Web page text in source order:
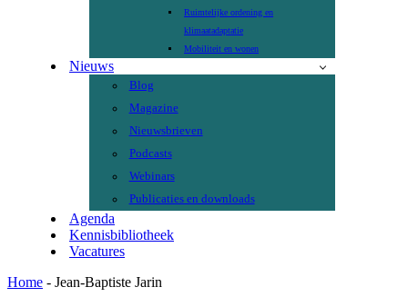
Ruimtelijke ordening en
klimaatadaptatie
Mobiliteit en wonen
Nieuws
Blog
Magazine
Nieuwsbrieven
Podcasts
Webinars
Publicaties en downloads
Agenda
Kennisbibliotheek
Vacatures
Home - Jean-Baptiste Jarin